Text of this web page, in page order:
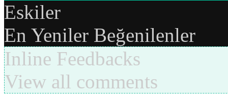
Eskiler
En Yeniler Beğenilenler
Inline Feedbacks
View all comments